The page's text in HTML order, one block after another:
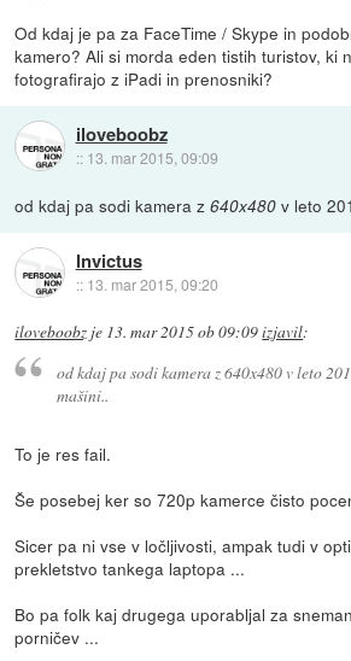
Od kdaj je pa za FaceTime / Skype in
kamero? Ali si morda eden tistih turistov, ki
fotografirajo z iPadi in prenosniki?
iloveboobz
:: 13. mar 2015, 09:09
od kdaj pa sodi kamera z640x480 v leto
Invictus
:: 13. mar 2015, 09:20
iloveboobz je 13. mar 2015 ob 09:09izjavil:
od kdaj pa sodi kamera z640x480v leto
mašini..
To je res fail.
Še posebej ker so 720p kamerce čisto
Sicer pa ni vse v ločljivosti, ampak tudi v
prekletstvo tankega laptopa ...
Bo pa folk kaj drugega uporabljal za
porničev ...